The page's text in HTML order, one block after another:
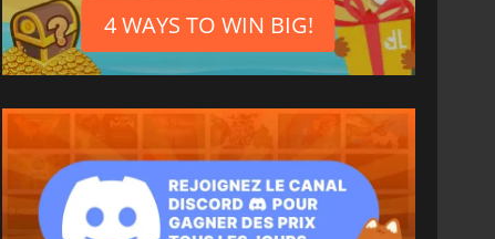
4 WAYS TO WIN BIG!